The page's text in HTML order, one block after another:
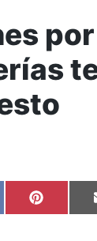
Compartir
en
Pinterest